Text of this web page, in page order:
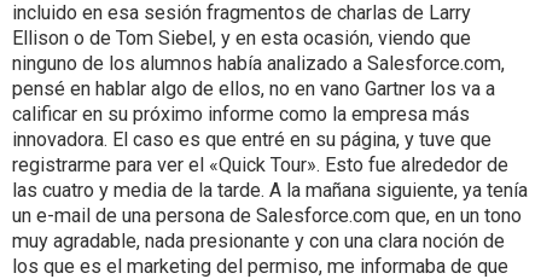
incluido en esa sesión fragmentos de charlas de Larry
Ellison o de Tom Siebel, y en esta ocasión, viendo que
ninguno de los alumnos había analizado a Salesforce.com,
pensé en hablar algo de ellos, no en vano Gartner los va a
calificar en su próximo informe como la empresa más
innovadora. El caso es que entré en su página, y tuve que
registrarme para ver el «Quick Tour». Esto fue alrededor de
las cuatro y media de la tarde. A la mañana siguiente, ya tenía
un e-mail de una persona de Salesforce.com que, en un tono
muy agradable, nada presionante y con una clara noción de
los que es el marketing del permiso, me informaba de que